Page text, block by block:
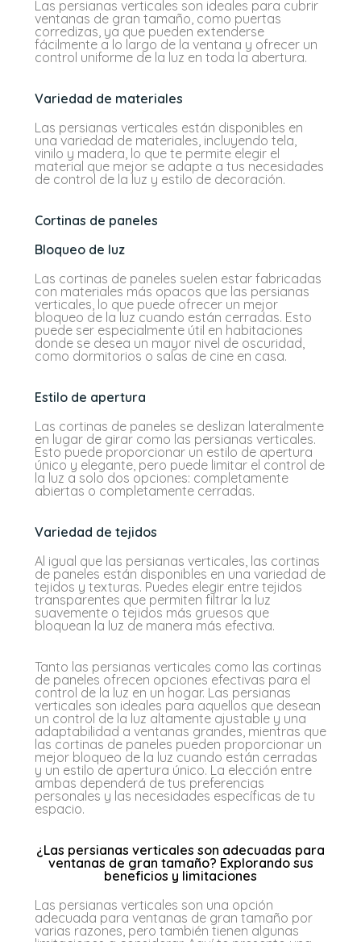
Las persianas verticales son ideales para cubrir
ventanas de gran tamaño, como puertas
corredizas, ya que pueden extenderse
fácilmente a lo largo de la ventana y ofrecer un
control uniforme de la luz en toda la abertura.
Variedad de materiales
Las persianas verticales están disponibles en
una variedad de materiales, incluyendo tela,
vinilo y madera, lo que te permite elegir el
material que mejor se adapte a tus necesidades
de control de la luz y estilo de decoración.
Cortinas de paneles
Bloqueo de luz
Las cortinas de paneles suelen estar fabricadas
con materiales más opacos que las persianas
verticales, lo que puede ofrecer un mejor
bloqueo de la luz cuando están cerradas. Esto
puede ser especialmente útil en habitaciones
donde se desea un mayor nivel de oscuridad,
como dormitorios o salas de cine en casa.
Estilo de apertura
Las cortinas de paneles se deslizan lateralmente
en lugar de girar como las persianas verticales.
Esto puede proporcionar un estilo de apertura
único y elegante, pero puede limitar el control de
la luz a solo dos opciones: completamente
abiertas o completamente cerradas.
Variedad de tejidos
Al igual que las persianas verticales, las cortinas
de paneles están disponibles en una variedad de
tejidos y texturas. Puedes elegir entre tejidos
transparentes que permiten filtrar la luz
suavemente o tejidos más gruesos que
bloquean la luz de manera más efectiva.
Tanto las persianas verticales como las cortinas
de paneles ofrecen opciones efectivas para el
control de la luz en un hogar. Las persianas
verticales son ideales para aquellos que desean
un control de la luz altamente ajustable y una
adaptabilidad a ventanas grandes, mientras que
las cortinas de paneles pueden proporcionar un
mejor bloqueo de la luz cuando están cerradas
y un estilo de apertura único. La elección entre
ambas dependerá de tus preferencias
personales y las necesidades específicas de tu
espacio.
¿Las persianas verticales son adecuadas para
ventanas de gran tamaño? Explorando sus
beneficios y limitaciones
Las persianas verticales son una opción
adecuada para ventanas de gran tamaño por
varias razones, pero también tienen algunas